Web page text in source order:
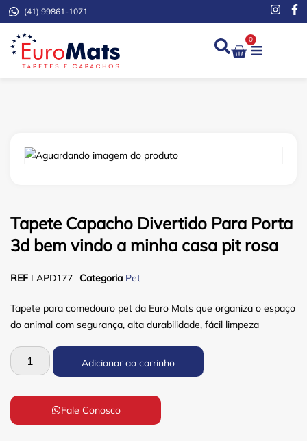
(41) 99861-1071
0
Tapete Capacho Divertido Para Porta
3d bem vindo a minha casa pit rosa
REF LAPD177 Categoria Pet
Tapete para comedouro pet da Euro Mats que organiza o espaço
do animal com segurança, alta durabilidade, fácil limpeza
Adicionar ao carrinho
Fale Conosco